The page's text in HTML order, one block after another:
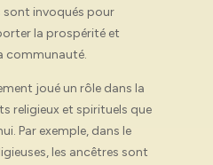
invoqués pour
la prospérité et
communauté.
joué un rôle dans la
religieux et spirituels que
Par exemple, dans le
les ancêtres sont